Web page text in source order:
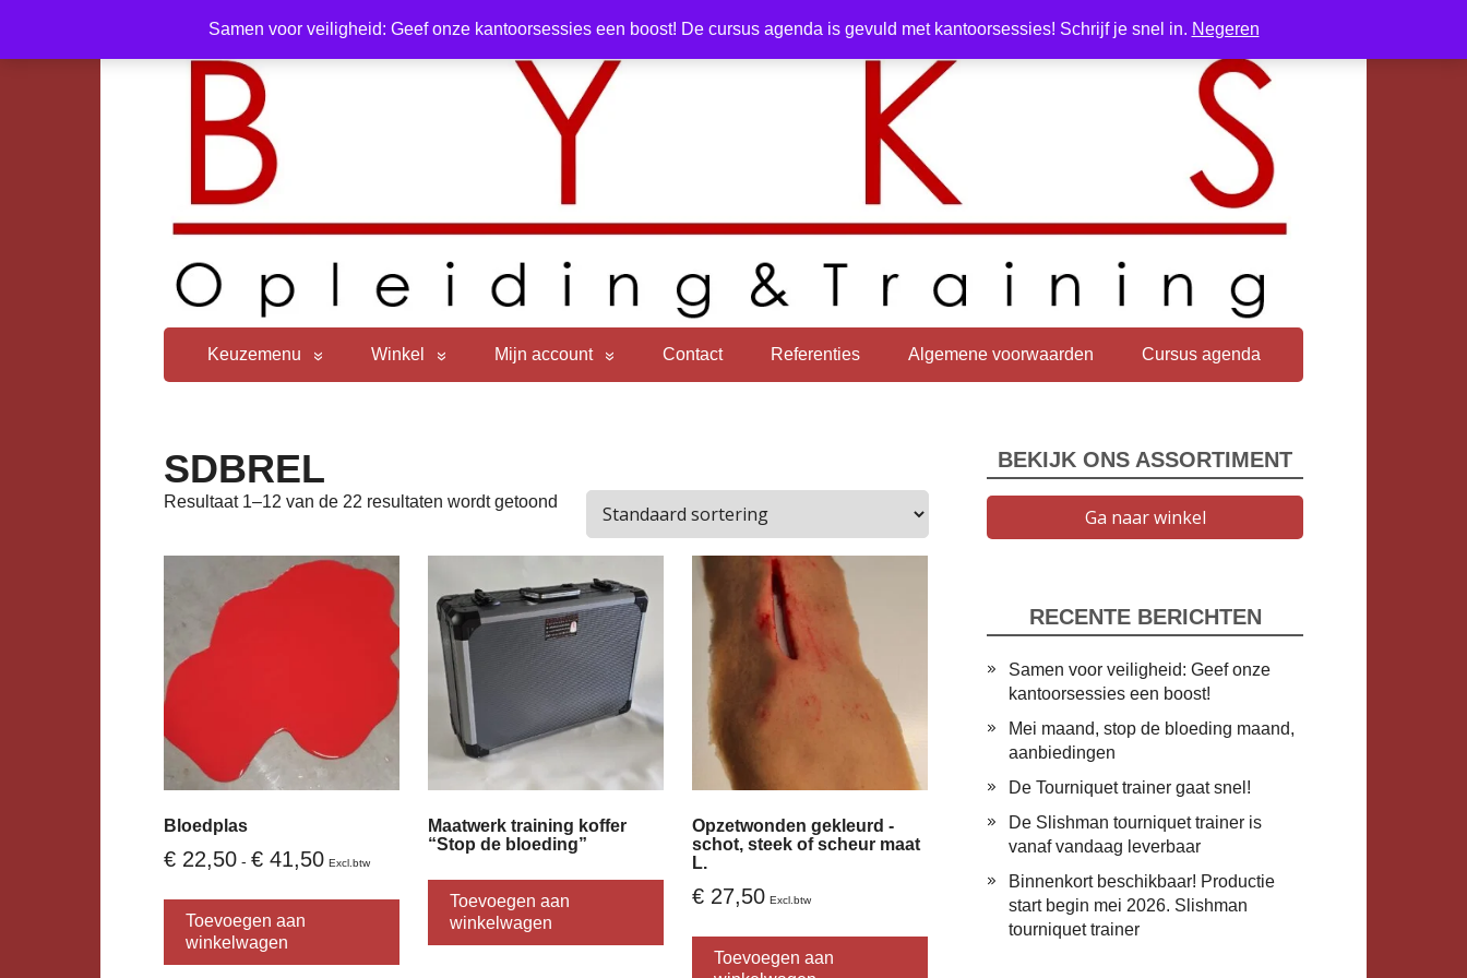
Samen voor veiligheid: Geef onze kantoorsessies een boost! De cursus agenda is gevuld met kantoorsessies! Schrijf je snel in. Negeren
Keuzemenu Winkel Mijn account Contact Referenties Algemene voorwaarden Cursus agenda
SDBREL
Resultaat 1–12 van de 22 resultaten wordt getoond
Bloedplas
€ 22,50 - € 41,50Prijsklasse:
Excl.btw
Toevoegen aan
winkelwagen
product
meerdere
Maatwerk training koffer
“Stop de bloeding”
Toevoegen aan
winkelwagen
Opzetwonden gekleurd -
schot, steek of scheur maat
L.
€ 27,50 Excl.btw
Toevoegen aan
BEKIJK ONS ASSORTIMENT
Ga naar winkel
RECENTE BERICHTEN
Samen voor veiligheid: Geef onze
kantoorsessies een boost!
Mei maand, stop de bloeding maand,
aanbiedingen
De Tourniquet trainer gaat snel!
De Slishman tourniquet trainer is
vanaf vandaag leverbaar
​Binnenkort beschikbaar! Productie
start begin mei 2026. Slishman
tourniquet trainer